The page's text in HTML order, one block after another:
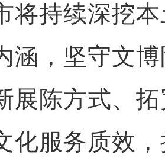
将持续深挖
涵，坚守文
展陈方式、
化服务质效